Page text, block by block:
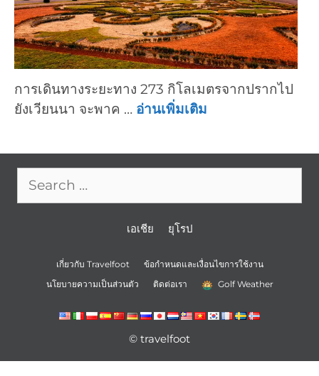
การเดินทางระยะทาง 273 กิโลเมตรจากปรากไป
ยังเวียนนา จะพาค … อ่านเพิ่มเติม
for:
เอเชีย ยุโรป
เกี่ยวกับ Travelfoot
ข้อกำหนดและเงื่อนไขการใช้งาน
นโยบายความเป็นส่วนตัว
ติดต่อเรา Golf Weather
© travelfoot